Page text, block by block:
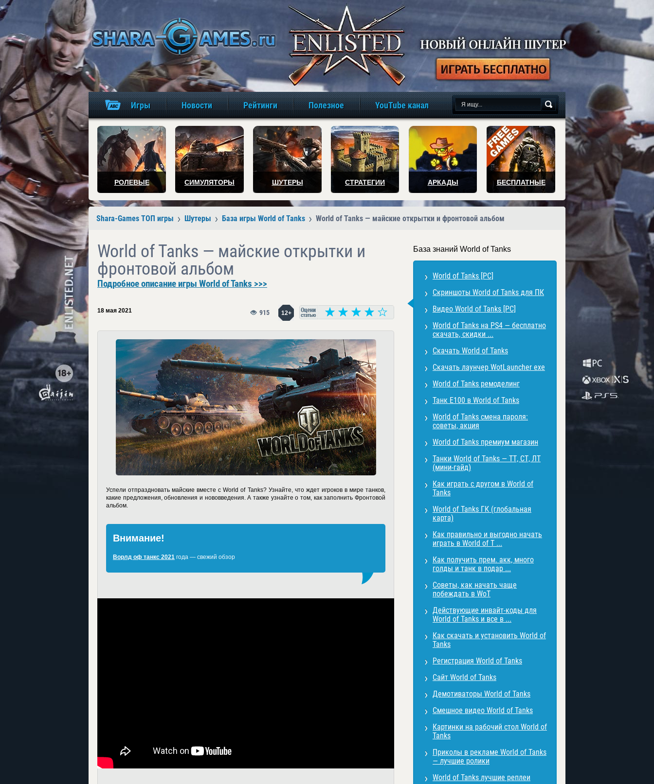
игры онлайн бесплатно
Игры Новости Рейтинги Полезное YouTube канал
РОЛЕВЫЕ СИМУЛЯТОРЫ ШУТЕРЫ СТРАТЕГИИ АРКАДЫ БЕСПЛАТНЫЕ
Shara-Games ТОП игры Шутеры База игры World of Tanks World of Tanks — майские открытки и фронтовой альбом
World of Tanks — майские открытки и
фронтовой альбом
Подробное описание игры World of Tanks >>>
18 мая 2021 12+
915
Успели отпраздновать майские вместе с World of Tanks? Узнайте, что ждет игроков в мире танков,
какие предложения, обновления и нововведения. А также узнайте о том, как заполнить Фронтовой
альбом.
Внимание!
Ворлд оф танкс 2021 года — свежий обзор
База знаний World of Tanks
World of Tanks [PC]
Скриншоты World of Tanks для ПК
Видео World of Tanks [PC]
World of Tanks на PS4 — бесплатно
скачать, скидки ...
Скачать World of Tanks
Скачать лаунчер WotLauncher exe
World of Tanks ремоделинг
Танк E100 в World of Tanks
World of Tanks смена пароля:
советы, акция
World of Tanks премиум магазин
Танки World of Tanks — ТТ, СТ, ЛТ
(мини-гайд)
Как играть с другом в World of
Tanks
World of Tanks ГК (глобальная
карта)
Как правильно и выгодно начать
играть в World of T ...
Как получить прем. акк, много
голды и танк в подар ...
Советы, как начать чаще
побеждать в WoT
Действующие инвайт-коды для
World of Tanks и все в ...
Как скачать и установить World of
Tanks
Регистрация World of Tanks
Сайт World of Tanks
Демотиваторы World of Tanks
Смешное видео World of Tanks
Картинки на рабочий стол World of
Tanks
Приколы в рекламе World of Tanks
— лучшие ролики
World of Tanks лучшие реплеи